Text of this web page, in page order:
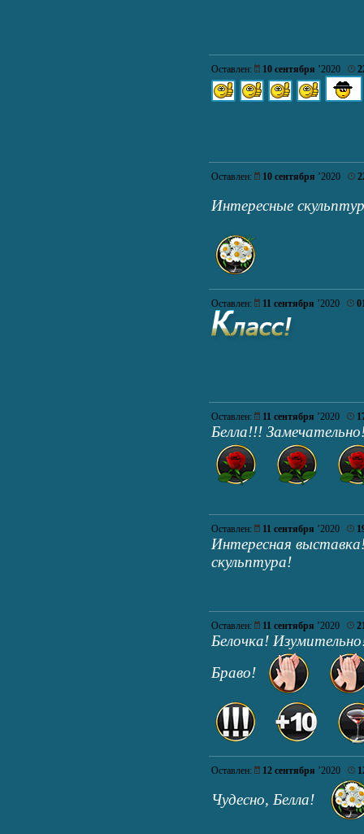
Оставлен: 10 сентября ’2020
Оставлен: 10 сентября ’2020
Интересные
Оставлен: 11 сентября ’2020
Оставлен: 11 сентября ’2020
Белла!!!
Оставлен: 11 сентября ’2020
Интересная
скульптура!
Оставлен: 11 сентября ’2020
Белочка!
Браво!
Оставлен: 12 сентября ’2020
Чудесно, Белла!